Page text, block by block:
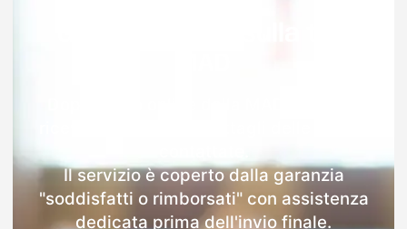
Il servizio è coperto dalla garanzia
"soddisfatti o rimborsati" con assistenza
dedicata prima dell'invio finale.